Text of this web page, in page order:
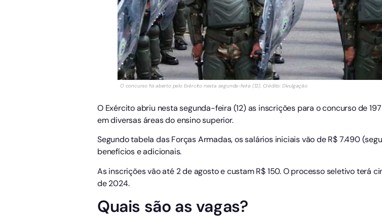
O concurso foi aberto pelo Exército nesta segunda-feira (12). Crédito: Divulgação
O Exército abriu nesta segunda-feira (12) as inscrições para o concurso de
em diversas áreas do ensino superior.
Segundo tabela das Forças Armadas, os salários iniciais vão de R$ 7.490
benefícios e adicionais.
As inscrições vão até 2 de agosto e custam R$ 150. O processo seletivo terá
de 2024.
Quais são as vagas?